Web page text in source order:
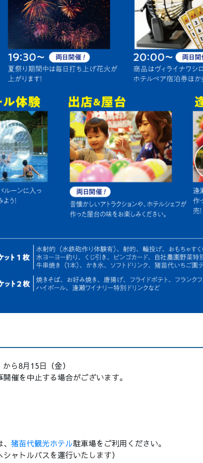
ら8月15日（金）
催を中止する場合がございます。
猪苗代観光ホテル駐車場をご利用ください。
シャトルバスを運行いたします）